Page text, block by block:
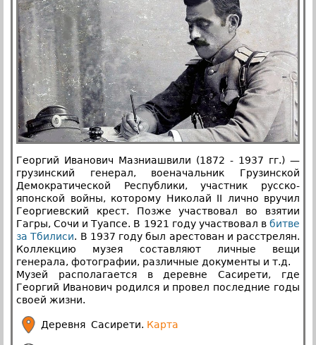
Георгий Иванович Мазниашвили (1872 - 1937 гг.) —
грузинский генерал, военачальник Грузинской
Демократической Республики, участник русско-
японской войны, которому Николай II лично вручил
Георгиевский крест. Позже участвовал во взятии
Гагры, Сочи и Туапсе. В 1921 году участвовал в битве
за Тбилиси. В 1937 году был арестован и расстрелян.
Коллекцию музея составляют личные вещи
генерала, фотографии, различные документы и т.д.
Музей располагается в деревне Сасирети, где
Георгий Иванович родился и провел последние годы
своей жизни.
Деревня Сасирети. Карта